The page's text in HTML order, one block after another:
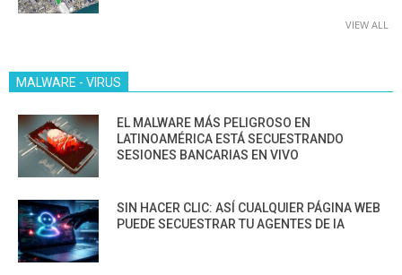
VIEW ALL
MALWARE - VIRUS
EL MALWARE MÁS PELIGROSO EN
LATINOAMÉRICA ESTÁ SECUESTRANDO
SESIONES BANCARIAS EN VIVO
SIN HACER CLIC: ASÍ CUALQUIER PÁGINA WEB
PUEDE SECUESTRAR TU AGENTES DE IA